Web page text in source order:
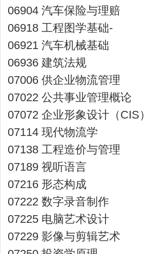
06904 汽车保险与理赔
06918 工程图学基础-
06921 汽车机械基础
06936 建筑法规
07006 供企业物流管理
07022 公共事业管理概论
07072 企业形象设计（CIS）
07114 现代物流学
07138 工程造价与管理
07189 视听语言
07216 形态构成
07222 数字录音制作
07225 电脑艺术设计
07229 影像与剪辑艺术